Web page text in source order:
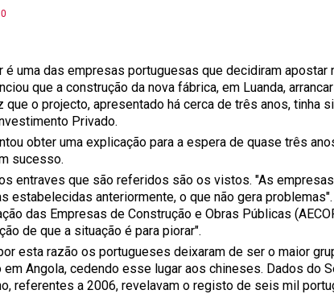
é uma das empresas portuguesas que decidiram
que a construção da nova fábrica, em Luanda,
que o projecto, apresentado há cerca de três anos, tinha
Privado.
obter uma explicação para a espera de quase três
sucesso.
entraves que são referidos são os vistos. "As
estabelecidas anteriormente, o que não gera
das Empresas de Construção e Obras Públicas
de que a situação é para piorar".
esta razão os portugueses deixaram de ser o maior
em Angola, cedendo esse lugar aos chineses. Dados do
referentes a 2006, revelavam o registo de seis mil